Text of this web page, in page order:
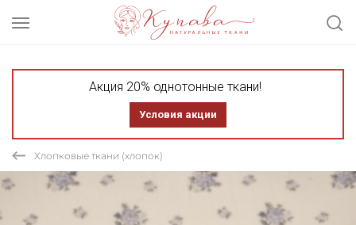
Акция 20% однотонные ткани!
Условия акции
Хлопковые ткани (хлопок)